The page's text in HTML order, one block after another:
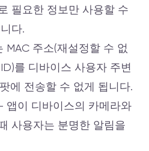
필요한 정보만 사용할 수
다.
MAC 주소(재설정할 수 없
를 디바이스 사용자 주변
에 전송할 수 없게 됩니다.
앱이 디바이스의 카메라와
사용자는 분명한 알림을